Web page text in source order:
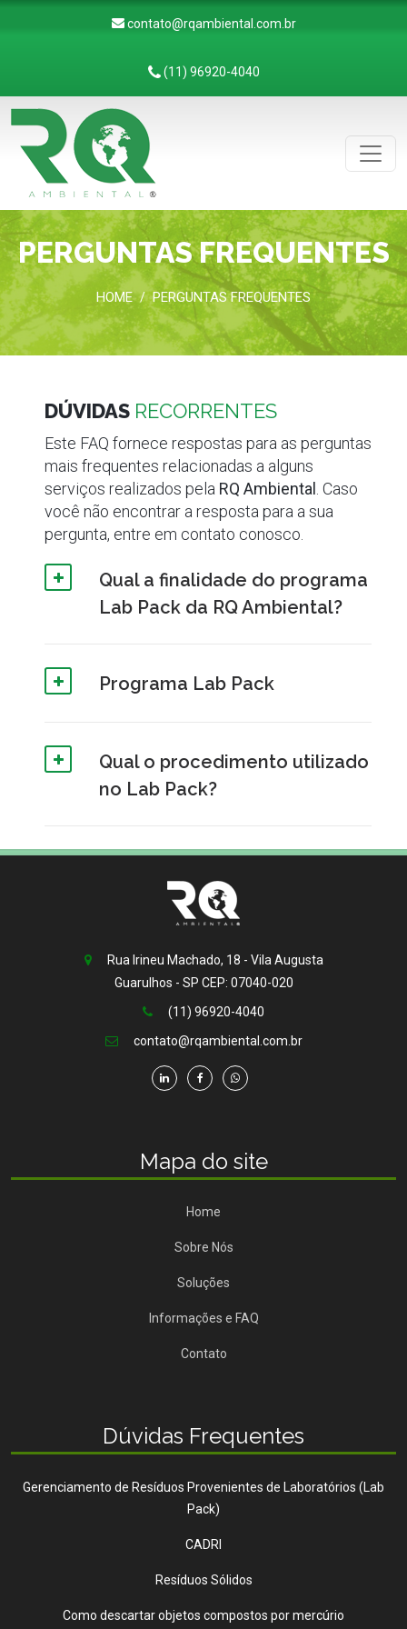
contato@rqambiental.com.br
(11) 96920-4040
PERGUNTAS FREQUENTES
HOME / PERGUNTAS FREQUENTES
DÚVIDAS RECORRENTES
Este FAQ fornece respostas para as perguntas
mais frequentes relacionadas a alguns
serviços realizados pela RQ Ambiental . Caso
você não encontrar a resposta para a sua
pergunta, entre em contato conosco.
Qual a finalidade do programa
Lab Pack da RQ Ambiental?
Programa Lab Pack
Qual o procedimento utilizado
no Lab Pack?
Rua Irineu Machado, 18 - Vila Augusta
Guarulhos - SP CEP: 07040-020
(11) 96920-4040
contato@rqambiental.com.br
Mapa do site
Home
Sobre Nós
Soluções
Informações e FAQ
Contato
Dúvidas Frequentes
Gerenciamento de Resíduos Provenientes de Laboratórios (Lab
Pack)
CADRI
Resíduos Sólidos
Como descartar objetos compostos por mercúrio